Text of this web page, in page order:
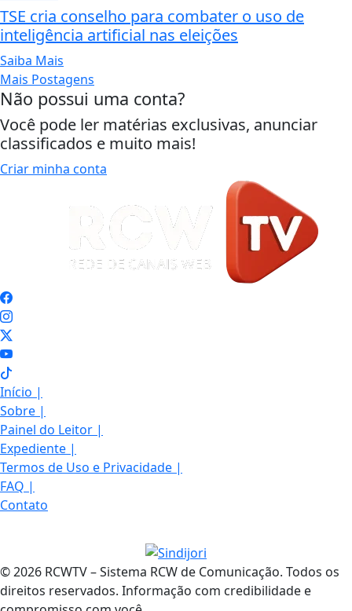
TSE cria conselho para combater o uso de
inteligência artificial nas eleições
Saiba Mais
Mais Postagens
Não possui uma conta?
Você pode ler matérias exclusivas, anunciar
classificados e muito mais!
Criar minha conta
Início |
Sobre |
Painel do Leitor |
Expediente |
Termos de Uso e Privacidade |
FAQ |
Contato
© 2026 RCWTV – Sistema RCW de Comunicação. Todos os
direitos reservados. Informação com credibilidade e